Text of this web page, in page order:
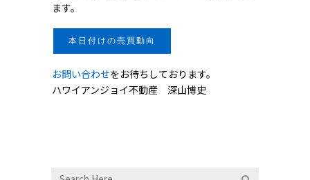
ます。
本日付けの売買動向
お問い合わせをお待ちしております。
ハワイアンジョイ不動産 深山博史